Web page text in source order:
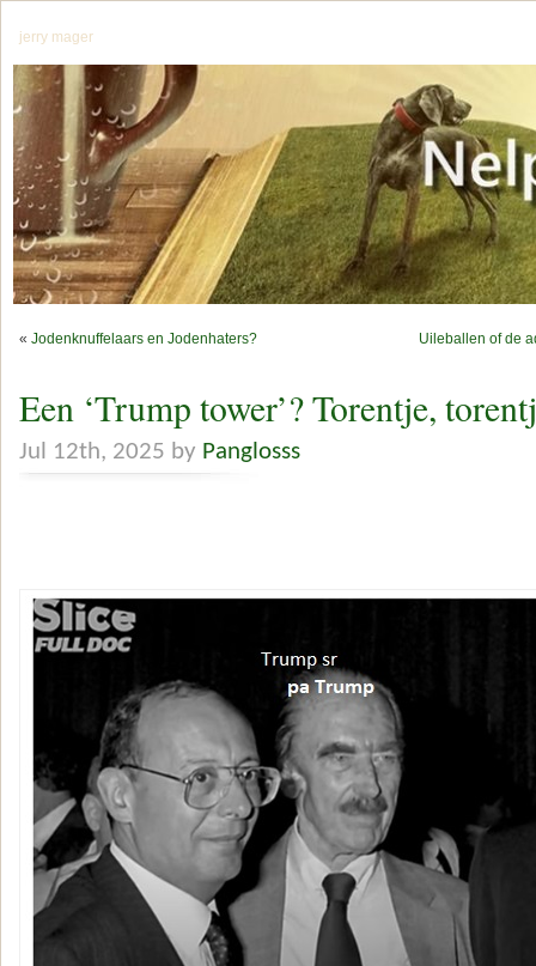
jerry mager
« Jodenknuffelaars en Jodenhaters? Uileballen of de
Een ‘Trump tower’? Torentje,
Jul 12th, 2025 by Panglosss